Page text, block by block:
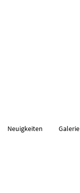
Neuigkeiten Galerie